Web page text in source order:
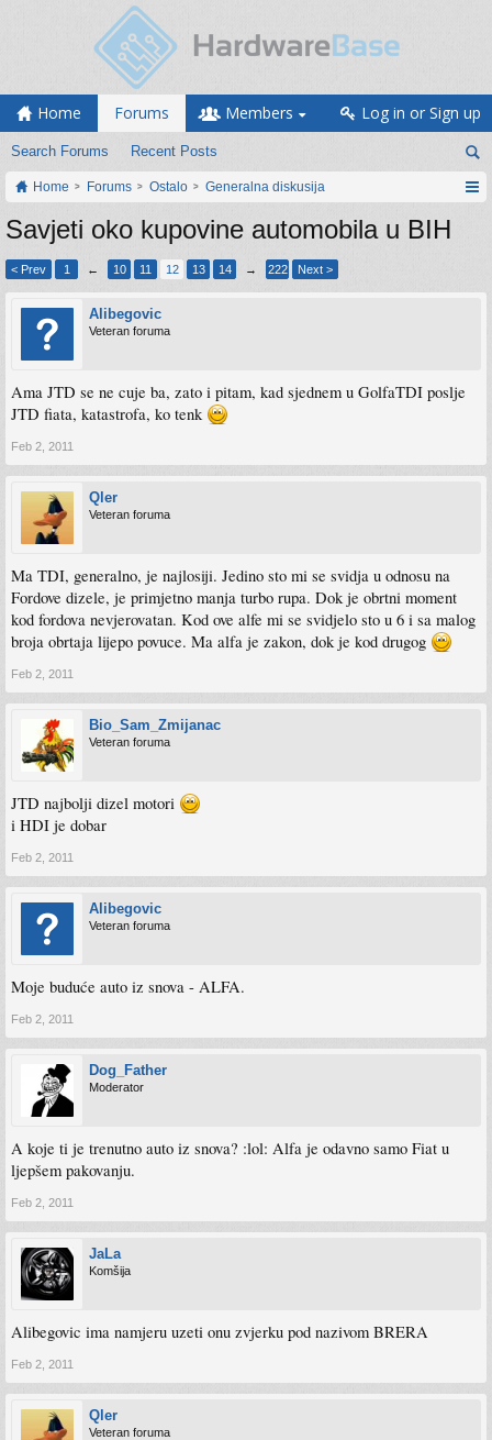
Home Forums
Search Forums Recent Posts
Members Log in or Sign up
Home Forums Ostalo Generalna diskusija
Savjeti oko kupovine automobila u BIH
< Prev 1 ← 10 11 12 13 14 → 222 Next >
Alibegovic
Veteran foruma
Ama JTD se ne cuje ba, zato i pitam, kad sjednem u GolfaTDI poslje
JTD fiata, katastrofa, ko tenk
Feb 2, 2011
Qler
Veteran foruma
Ma TDI, generalno, je najlosiji. Jedino sto mi se svidja u odnosu na
Fordove dizele, je primjetno manja turbo rupa. Dok je obrtni moment
kod fordova nevjerovatan. Kod ove alfe mi se svidjelo sto u 6 i sa malog
broja obrtaja lijepo povuce. Ma alfa je zakon, dok je kod drugog
Feb 2, 2011
Bio_Sam_Zmijanac
Veteran foruma
JTD najbolji dizel motori
i HDI je dobar
Feb 2, 2011
Alibegovic
Veteran foruma
Moje buduće auto iz snova - ALFA.
Feb 2, 2011
Dog_Father
Moderator
A koje ti je trenutno auto iz snova? :lol: Alfa je odavno samo Fiat u
ljepšem pakovanju.
Feb 2, 2011
JaLa
Komšija
Alibegovic ima namjeru uzeti onu zvjerku pod nazivom BRERA
Feb 2, 2011
Qler
Veteran foruma